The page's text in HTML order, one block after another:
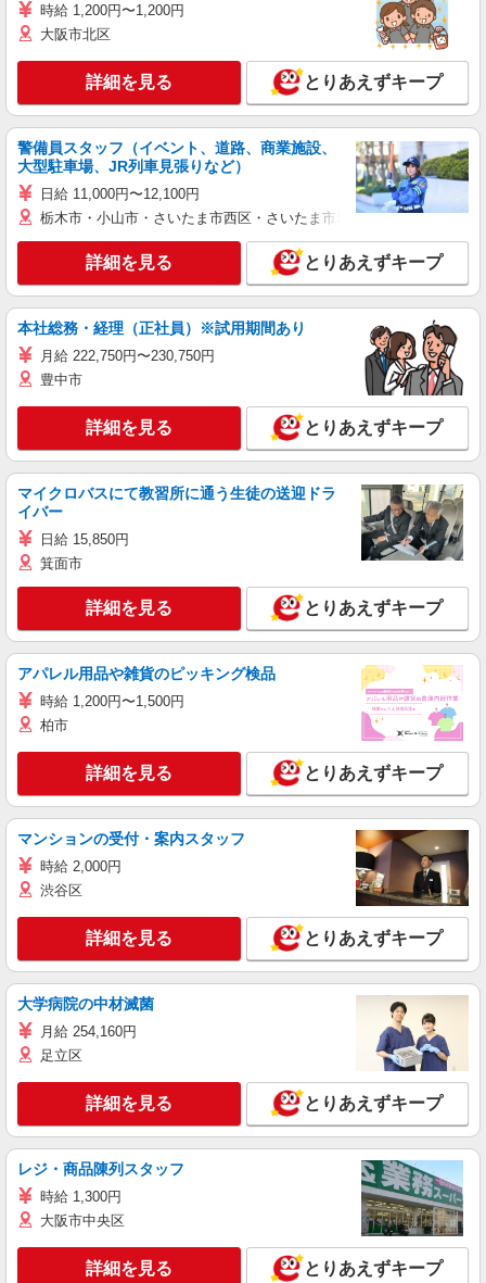
時給 1,200円〜1,200円
大阪市北区
詳細を見る とりあえずキープ
警備員スタッフ（イベント、道路、商業施設、
大型駐車場、JR列車見張りなど）
日給 11,000円〜12,100円
栃木市・小山市・さいたま市西区・さいたま市岩槻区・久喜市・蓮田
詳細を見る とりあえずキープ
本社総務・経理（正社員）※試用期間あり
月給 222,750円〜230,750円
豊中市
詳細を見る とりあえずキープ
マイクロバスにて教習所に通う生徒の送迎ドラ
イバー
日給 15,850円
箕面市
詳細を見る とりあえずキープ
アパレル用品や雑貨のピッキング検品
時給 1,200円〜1,500円
柏市
詳細を見る とりあえずキープ
マンションの受付・案内スタッフ
時給 2,000円
渋谷区
詳細を見る とりあえずキープ
大学病院の中材滅菌
月給 254,160円
足立区
詳細を見る とりあえずキープ
レジ・商品陳列スタッフ
時給 1,300円
大阪市中央区
詳細を見る とりあえずキープ